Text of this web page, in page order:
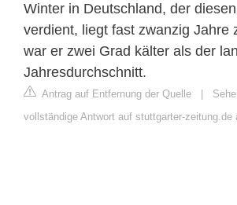
Winter in Deutschland, der
verdient, liegt fast zwanzig Jahre
war er zwei Grad kälter als der
Jahresdurchschnitt.
Antrag auf Entfernung der Quelle |
vollständige Antwort auf stuttgarter-zeitung.de